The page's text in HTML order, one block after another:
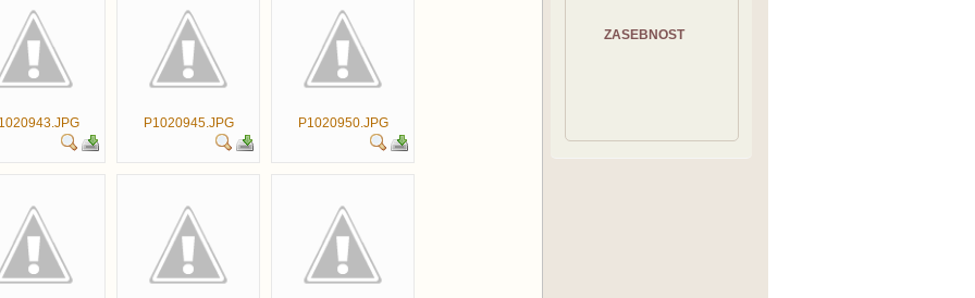
P1020945.JPG P1020950.JPG
ZASEBNOST